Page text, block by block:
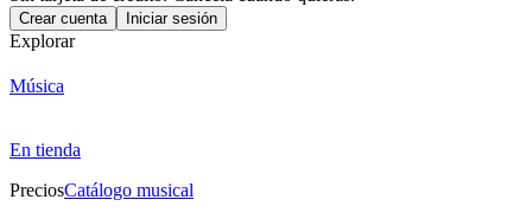
Crear cuenta Iniciar sesión
Explorar
Música
En tienda
PreciosCatálogo musical